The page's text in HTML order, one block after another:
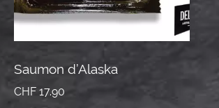
Saumon d’Alaska
CHF 17.90